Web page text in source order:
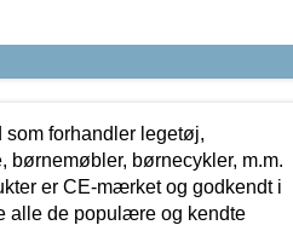
som forhandler legetøj,
børnecykler, m.m.
er CE-mærket og godkendt i
alle de populære og kendte